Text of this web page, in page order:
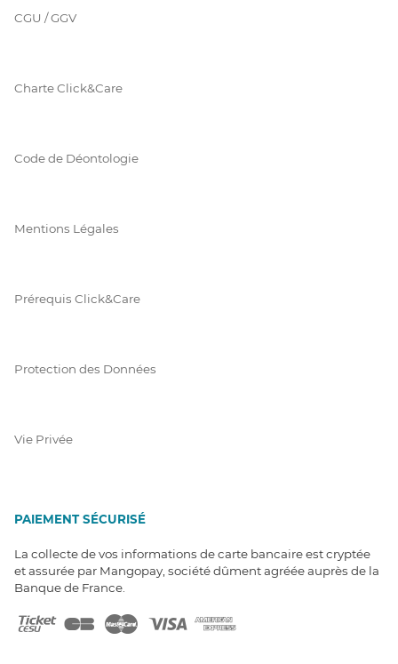
CGU / GGV
Charte Click&Care
Code de Déontologie
Mentions Légales
Prérequis Click&Care
Protection des Données
Vie Privée
PAIEMENT SÉCURISÉ
La collecte de vos informations de carte bancaire est cryptée
et assurée par Mangopay, société dûment agréée auprès de la
Banque de France.